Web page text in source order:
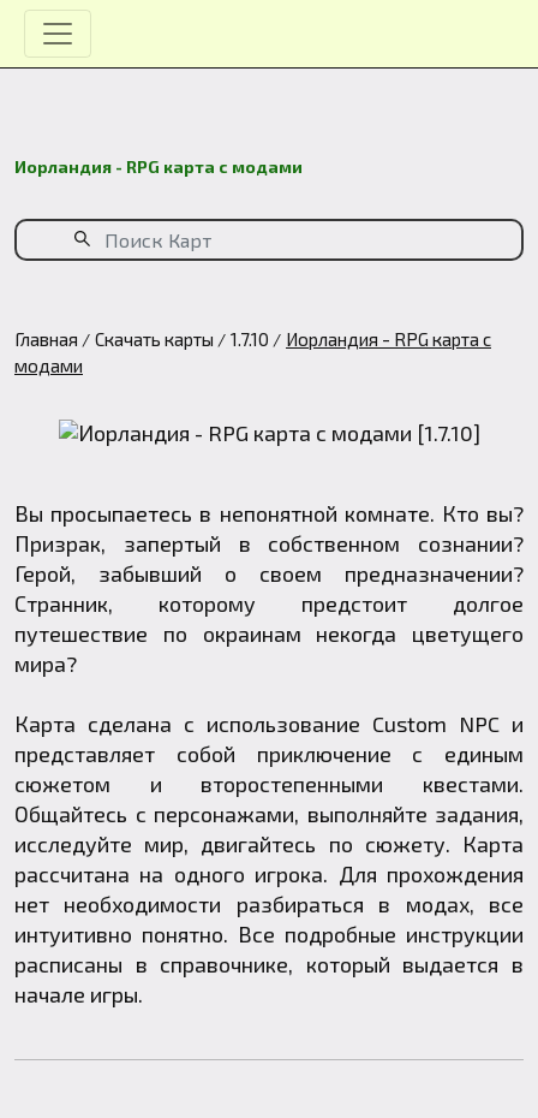
Иорландия - RPG карта с модами
Главная Скачать карты 1.7.10
Иорландия - RPG карта с
модами
Вы просыпаетесь в непонятной комнате. Кто вы?
Призрак, запертый в собственном сознании?
Герой, забывший о своем предназначении?
Странник, которому предстоит долгое
путешествие по окраинам некогда цветущего
мира?
Карта сделана с использование Custom NPC и
представляет собой приключение с единым
сюжетом и второстепенными квестами.
Общайтесь с персонажами, выполняйте задания,
исследуйте мир, двигайтесь по сюжету. Карта
рассчитана на одного игрока. Для прохождения
нет необходимости разбираться в модах, все
интуитивно понятно. Все подробные инструкции
расписаны в справочнике, который выдается в
начале игры.